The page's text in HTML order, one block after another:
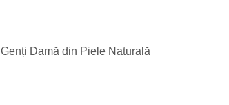
Genți Damă din Piele Naturală